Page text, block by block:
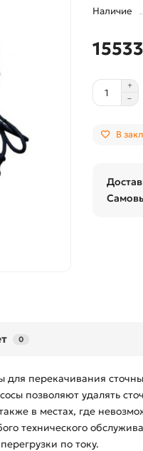
Наличие
В
0
перекачивания
позволяют удалять
в местах, где
технического
по току.